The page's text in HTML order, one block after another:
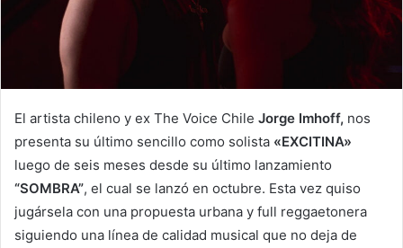
El artista chileno y ex The Voice Chile Jorge Imhoff, nos
presenta su último sencillo como solista «EXCITINA»
luego de seis meses desde su último lanzamiento
“SOMBRA”, el cual se lanzó en octubre. Esta vez quiso
jugársela con una propuesta urbana y full reggaetonera
siguiendo una línea de calidad musical que no deja de